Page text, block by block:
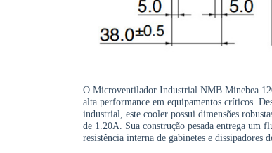
O Microventilador Industrial NMB Minebea
alta performance em equipamentos críticos.
industrial, este cooler possui dimensões
de 1.20A. Sua construção pesada entrega um
resistência interna de gabinetes e dissipadores